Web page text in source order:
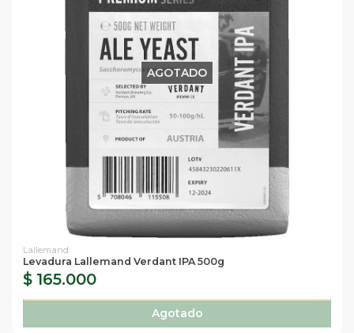
AGOTADO
Lallemand
Levadura Lallemand Verdant IPA 500g
$ 165.000
Agotado